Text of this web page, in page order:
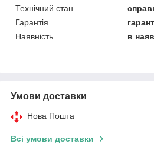
Технічний стан
Гарантія
Наявність
в
Умови доставки
Нова Пошта
Всі умови доставки